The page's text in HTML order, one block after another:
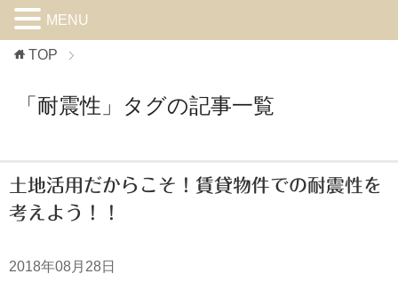
TOP
「耐震性」タグの記事一覧
土地活用だからこそ！賃貸物件での耐震性を
考えよう！！
2018年08月28日
MENU